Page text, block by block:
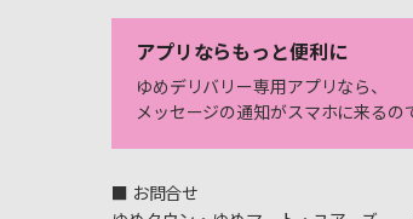
アプリならもっと便利に
ゆめデリバリー専用アプリなら、
メッセージの通知がスマホに来るの
■ お問合せ